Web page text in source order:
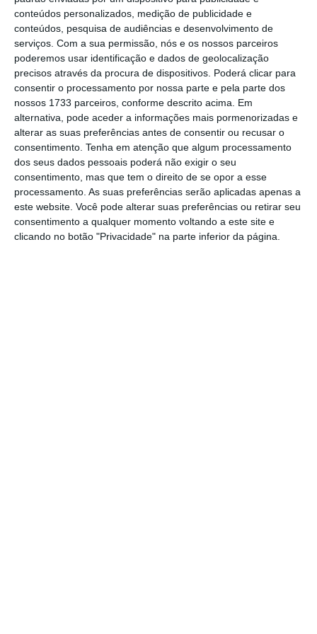
conteúdos personalizados, medição de publicidade e
conteúdos, pesquisa de audiências e desenvolvimento de
serviços. Com a sua permissão, nós e os nossos parceiros
poderemos usar identificação e dados de geolocalização
precisos através da procura de dispositivos. Poderá clicar para
consentir o processamento por nossa parte e pela parte dos
nossos 1733 parceiros, conforme descrito acima. Em
alternativa, pode aceder a informações mais pormenorizadas e
alterar as suas preferências antes de consentir ou recusar o
consentimento. Tenha em atenção que algum processamento
dos seus dados pessoais poderá não exigir o seu
consentimento, mas que tem o direito de se opor a esse
processamento. As suas preferências serão aplicadas apenas a
este website. Você pode alterar suas preferências ou retirar seu
consentimento a qualquer momento voltando a este site e
clicando no botão "Privacidade" na parte inferior da página.
Millennium bcp, o “próximo passo”
determinante para o país, e que permitirá
gerar uma “rede de segurança adequada para
todos”, é trabalhar para continuar“uma
melhoria sustentável do produto e uma
redução da dívida por forma a que as
entidades de rating possam, numa segunda
fase, alterar a sua avaliação sobre o país”,
frisou.
A Comissão decidiu sobre o PDE. Quais os próximos
passos?
Ler Mais